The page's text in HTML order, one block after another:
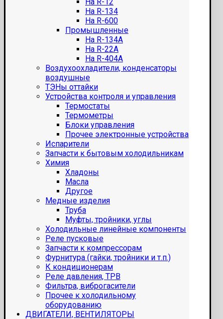
На R-134
На R-600
Промышленные
На R-134A
На R-22A
На R-404A
Воздухоохладители, конденсаторы
воздушные
ТЭНы оттайки
Устройства контроля и управления
Термостаты
Термометры
Блоки управления
Прочее электронные устройства
Испарители
Запчасти к бытовым холодильникам
Химия
Хладоны
Масла
Другое
Медные изделия
Труба
Муфты, тройники, углы
Холодильные линейные компоненты
Реле пусковые
Запчасти к компрессорам
Фурнитура (гайки, тройники и т.п.)
К кондиционерам
Реле давления, ТРВ
Фильтра, виброгасители
Прочее к холодильному
оборудованию
ДВИГАТЕЛИ, ВЕНТИЛЯТОРЫ